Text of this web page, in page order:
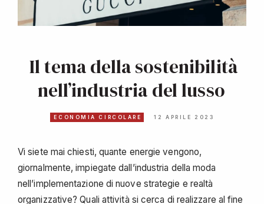
Il tema della sostenibilità
nell’industria del lusso
ECONOMIA CIRCOLARE 12 APRILE 2023
Vi siete mai chiesti, quante energie vengono,
giornalmente, impiegate dall’industria della moda
nell’implementazione di nuove strategie e realtà
organizzative? Quali attività si cerca di realizzare al fine